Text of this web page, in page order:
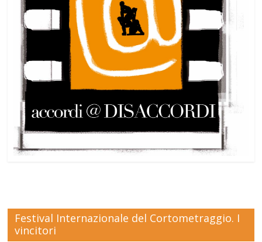
Festival Internazionale del Cortometraggio. I
vincitori